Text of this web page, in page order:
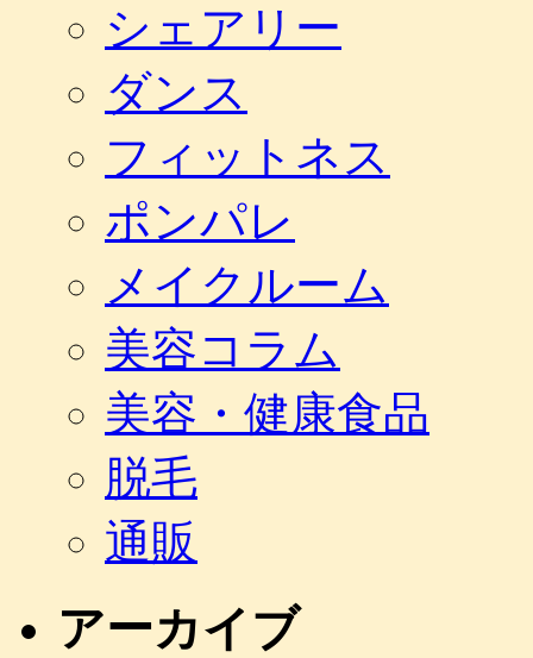
シェアリー
ダンス
フィットネス
ポンパレ
メイクルーム
美容コラム
美容・健康食品
脱毛
通販
アーカイブ